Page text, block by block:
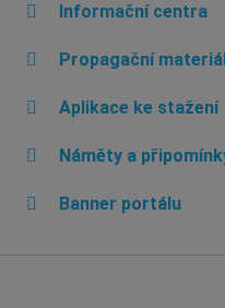
Informační centra
Propagační
Aplikace ke stažení
Náměty a
Banner portálu